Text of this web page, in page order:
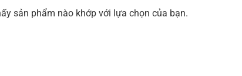
sản phẩm nào khớp với lựa chọn của bạn.